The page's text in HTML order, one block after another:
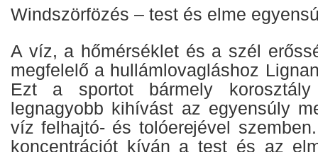
Windszörfözés – test és elme
A víz, a hőmérséklet és a szél
megfelelő a hullámlovagláshoz
Ezt a sportot bármely korosztály
legnagyobb kihívást az egyensúly
víz felhajtó- és tolóerejével
koncentrációt kíván a test és az